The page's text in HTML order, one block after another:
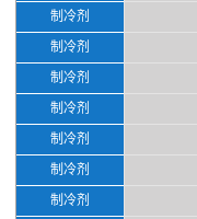
制冷剂
制冷剂
制冷剂
制冷剂
制冷剂
制冷剂
制冷剂